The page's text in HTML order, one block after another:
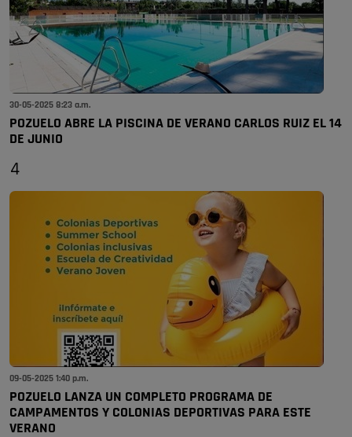
30-05-2025 8:23 a.m.
POZUELO ABRE LA PISCINA DE VERANO CARLOS RUIZ EL 14
DE JUNIO
4
09-05-2025 1:40 p.m.
POZUELO LANZA UN COMPLETO PROGRAMA DE
CAMPAMENTOS Y COLONIAS DEPORTIVAS PARA ESTE
VERANO